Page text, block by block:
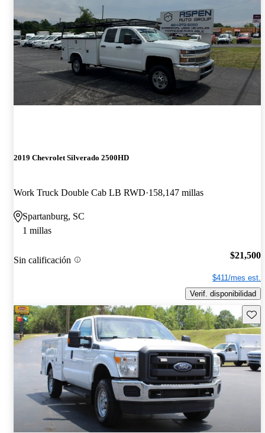
2019 Chevrolet Silverado 2500HD
Work Truck Double Cab LB RWD 158,147 millas
Spartanburg, SC
1 millas
Sin calificación $21,500
$411/mes est.
Verif. disponibilidad